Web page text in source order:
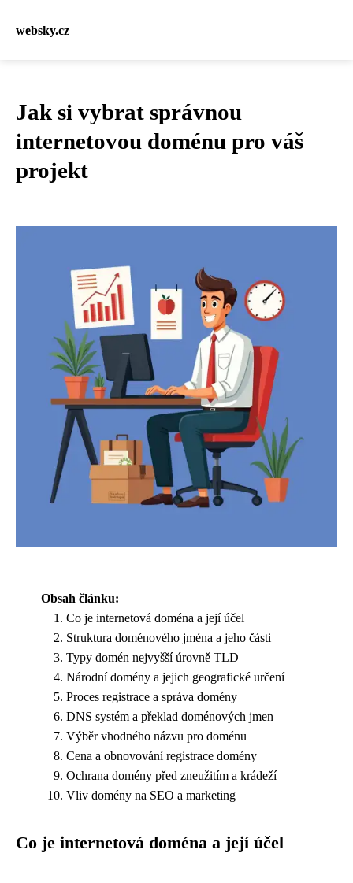
websky.cz
Jak si vybrat správnou
internetovou doménu pro váš
projekt
Obsah článku:
Co je internetová doména a její účel
Struktura doménového jména a jeho části
Typy domén nejvyšší úrovně TLD
Národní domény a jejich geografické určení
Proces registrace a správa domény
DNS systém a překlad doménových jmen
Výběr vhodného názvu pro doménu
Cena a obnovování registrace domény
Ochrana domény před zneužitím a krádeží
Vliv domény na SEO a marketing
Co je internetová doména a její účel